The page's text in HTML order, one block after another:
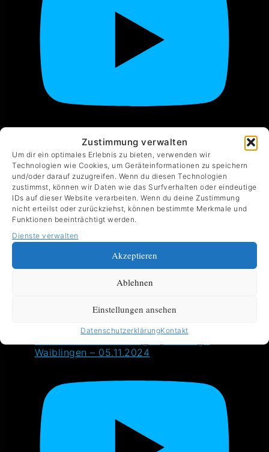
Zustimmung verwalten
Um dir ein optimales Erlebnis zu bieten, verwenden wir
Technologien wie Cookies, um Geräteinformationen zu speichern
und/oder darauf zuzugreifen. Wenn du diesen Technologien
zustimmst, können wir Daten wie das Surfverhalten oder eindeutige
IDs auf dieser Website verarbeiten. Wenn du deine Zustimmung
nicht erteilst oder zurückziehst, können bestimmte Merkmale und
Funktionen beeinträchtigt werden.
Dienste verwalten
Akzeptieren
Ablehnen
Einstellungen ansehen
DatenschutzerklärungKontakt
VOLO – Reeling And Rocking @ Open
Stage Waiblingen – 05.11.2024
Waiblingen – 05.11.2024